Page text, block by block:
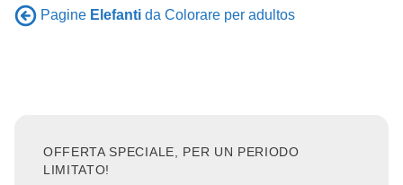
Pagine Elefanti da Colorare per adultos
OFFERTA SPECIALE, PER UN PERIODO
LIMITATO!